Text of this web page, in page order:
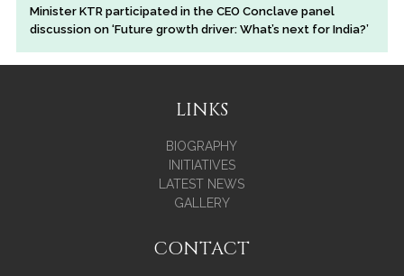
Minister KTR participated in the CEO Conclave panel
discussion on ‘Future growth driver: What’s next for India?’
LINKS
BIOGRAPHY
INITIATIVES
LATEST NEWS
GALLERY
CONTACT